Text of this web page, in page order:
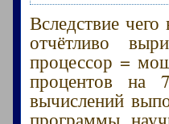
Вследствие
отчётливо
процессор =
процентов на
вычислений
программы